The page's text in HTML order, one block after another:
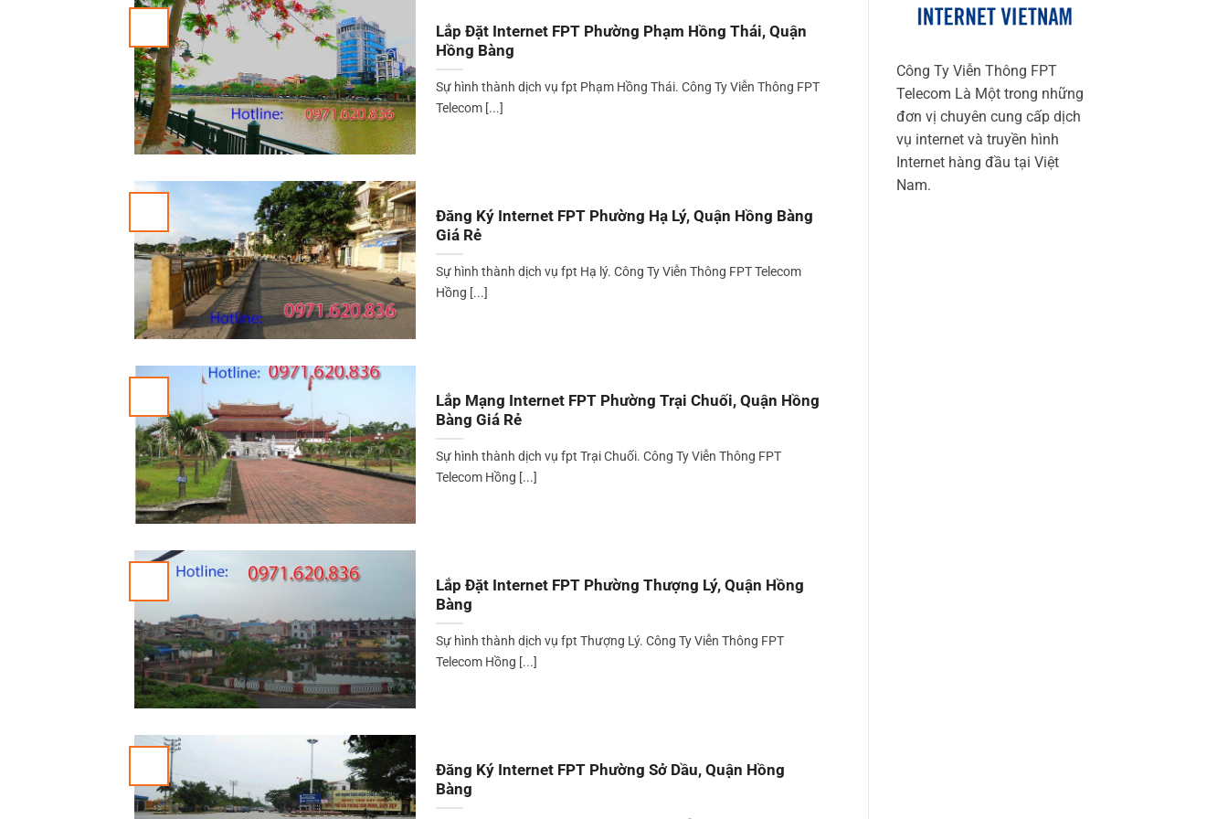
Lắp Đặt Internet FPT Phường Phạm Hồng Thái, Quận
Hồng Bàng
Sự hình thành dịch vụ fpt Phạm Hồng Thái. Công Ty Viễn Thông FPT
Telecom [...]
Đăng Ký Internet FPT Phường Hạ Lý, Quận Hồng Bàng
Giá Rẻ
Sự hình thành dịch vụ fpt Hạ lý. Công Ty Viễn Thông FPT Telecom
Hồng [...]
Lắp Mạng Internet FPT Phường Trại Chuối, Quận Hồng
Bàng Giá Rẻ
Sự hình thành dịch vụ fpt Trại Chuối. Công Ty Viễn Thông FPT
Telecom Hồng [...]
Lắp Đặt Internet FPT Phường Thượng Lý, Quận Hồng
Bàng
Sự hình thành dịch vụ fpt Thượng Lý. Công Ty Viễn Thông FPT
Telecom Hồng [...]
Đăng Ký Internet FPT Phường Sở Dầu, Quận Hồng
Bàng
Công Ty Viễn Thông FPT
Telecom Là Một trong những
đơn vị chuyên cung cấp dịch
vụ internet và truyền hình
Internet hàng đầu tại Việt
Nam.